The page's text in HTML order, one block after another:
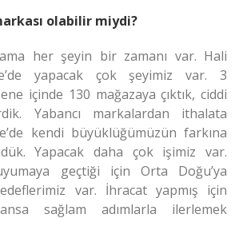
olabilir miydi?
her şeyin bir zamanı var. Hali
yapacak çok şeyimiz var. 3
içinde 130 mağazaya çıktık, ciddi
Yabancı markalardan ithalata
kendi büyüklüğümüzün farkına
Yapacak daha çok işimiz var.
geçtiği için Orta Doğu’ya
var. İhracat yapmış için
sağlam adımlarla ilerlemek